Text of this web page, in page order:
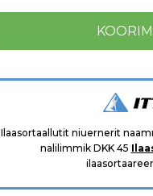
Ilaasortaallutit niuernerit
nalilimmik DKK 45